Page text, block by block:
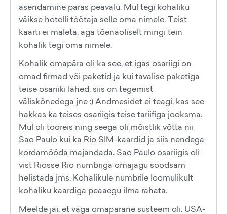
asendamine paras peavalu. Mul tegi kohaliku
väikse hotelli töötaja selle oma nimele. Teist
kaarti ei mäleta, aga tõenäoliselt mingi tein
kohalik tegi oma nimele.
Kohalik omapära oli ka see, et igas osariigi on
omad firmad või paketid ja kui tavalise paketiga
teise osariiki lähed, siis on tegemist
väliskõnedega jne :) Andmesidet ei teagi, kas see
hakkas ka teises osariigis teise tariifiga jooksma.
Mul oli tööreis ning seega oli mõistlik võtta nii
Sao Paulo kui ka Rio SIM-kaardid ja siis nendega
kordamööda majandada. Sao Paulo osariigis oli
vist Riosse Rio numbriga omajagu soodsam
helistada jms. Kohalikule numbrile loomulikult
kohaliku kaardiga peaaegu ilma rahata.
Meelde jäi, et väga omapärane süsteem oli. USA-